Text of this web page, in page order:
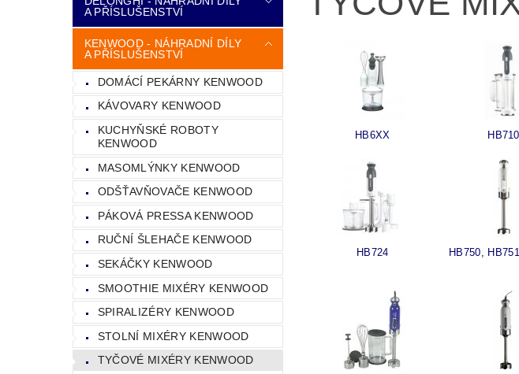
A PŘÍSLUŠENSTVÍ
KENWOOD - NÁHRADNÍ DÍLY
A PŘÍSLUŠENSTVÍ
DOMÁCÍ PEKÁRNY KENWOOD
KÁVOVARY KENWOOD
KUCHYŇSKÉ ROBOTY
KENWOOD
MASOMLÝNKY KENWOOD
ODŠŤAVŇOVAČE KENWOOD
PÁKOVÁ PRESSA KENWOOD
RUČNÍ ŠLEHAČE KENWOOD
SEKÁČKY KENWOOD
SMOOTHIE MIXÉRY KENWOOD
SPIRALIZÉRY KENWOOD
STOLNÍ MIXÉRY KENWOOD
TYČOVÉ MIXÉRY KENWOOD
HB6XX HB710
HB724 HB750,